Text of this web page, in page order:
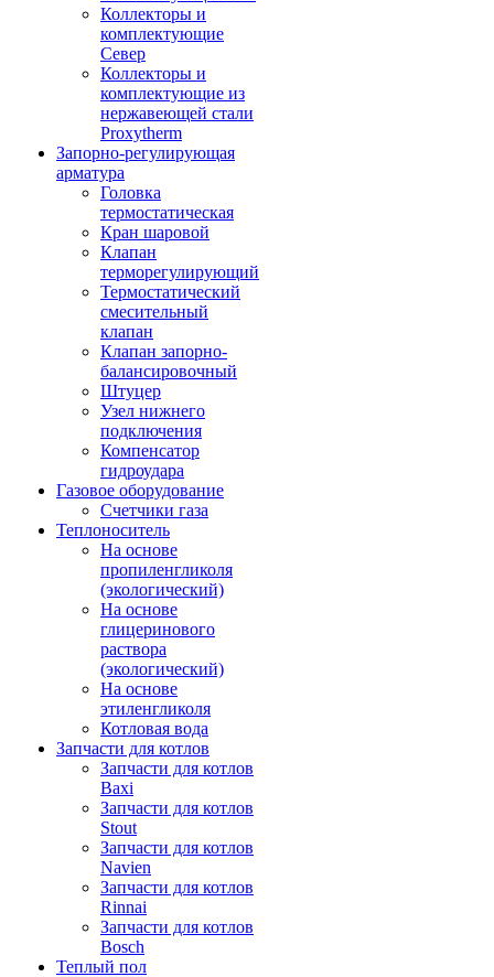
Коллекторы и
комплектующие
Север
Коллекторы и
комплектующие из
нержавеющей стали
Proxytherm
Запорно-регулирующая
арматура
Головка
термостатическая
Кран шаровой
Клапан
терморегулирующий
Термостатический
смесительный
клапан
Клапан запорно-
балансировочный
Штуцер
Узел нижнего
подключения
Компенсатор
гидроудара
Газовое оборудование
Счетчики газа
Теплоноситель
На основе
пропиленгликоля
(экологический)
На основе
глицеринового
раствора
(экологический)
На основе
этиленгликоля
Котловая вода
Запчасти для котлов
Запчасти для котлов
Baxi
Запчасти для котлов
Stout
Запчасти для котлов
Navien
Запчасти для котлов
Rinnai
Запчасти для котлов
Bosch
Теплый пол